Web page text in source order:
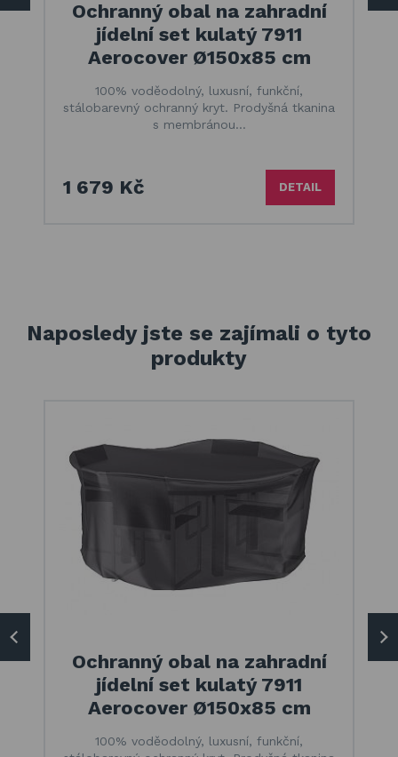
Ochranný obal na zahradní
jídelní set kulatý 7911
Aerocover Ø150x85 cm
100% voděodolný, luxusní, funkční,
stálobarevný ochranný kryt. Prodyšná tkanina
s membránou…
1 679 Kč DETAIL
Naposledy jste se zajímali o tyto
produkty
Ochranný obal na zahradní
jídelní set kulatý 7911
Aerocover Ø150x85 cm
100% voděodolný, luxusní, funkční,